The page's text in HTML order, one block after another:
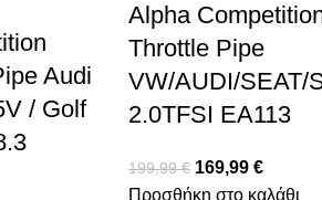
Audi
/ Golf
Alpha
Throttle Pipe
VW/AUDI/SEAT/
2.0TFSI EA113
199,99€ 169,99€
Προσθήκη στο καλάθι